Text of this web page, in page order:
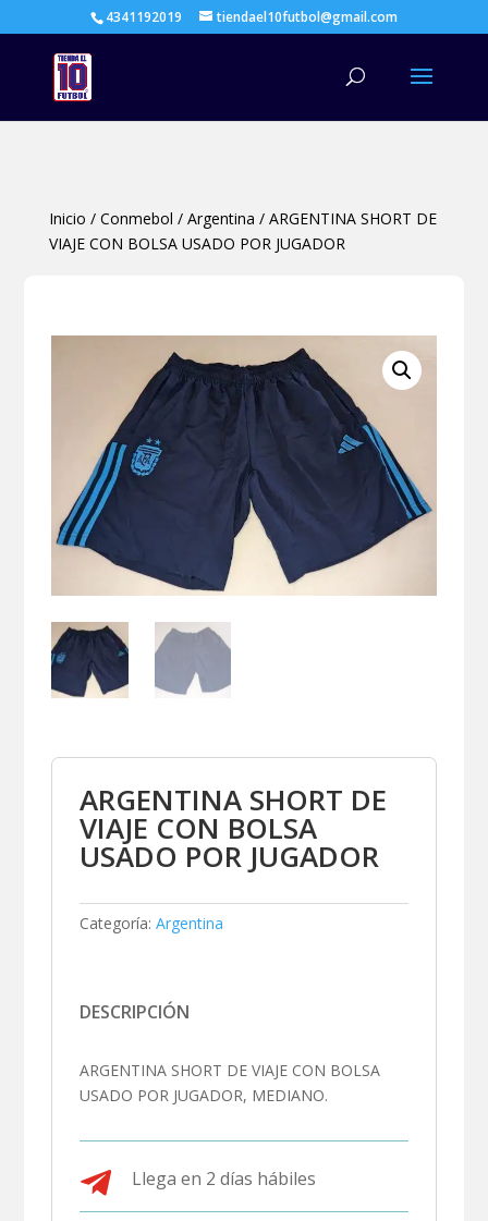
4341192019 tiendael10futbol@gmail.com
Inicio / Conmebol / Argentina / ARGENTINA SHORT DE
VIAJE CON BOLSA USADO POR JUGADOR
ARGENTINA SHORT DE
VIAJE CON BOLSA
USADO POR JUGADOR
Categoría: Argentina
DESCRIPCIÓN
ARGENTINA SHORT DE VIAJE CON BOLSA
USADO POR JUGADOR, MEDIANO.
 Llega en 2 días hábiles